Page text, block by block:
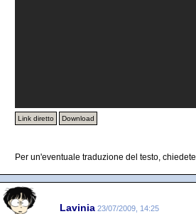
Link diretto Download
Per un'eventuale traduzione del testo,
Lavinia 23/07/2009, 14:25